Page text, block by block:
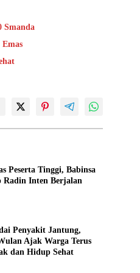
Smanda
Peserta Tinggi, Babinsa
Radin Inten Berjalan
Penyakit Jantung,
Ajak Warga Terus
dan Hidup Sehat